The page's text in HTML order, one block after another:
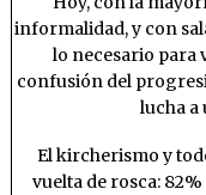
informalidad, y con
lo necesario para
confusión del
lucha a
El kircherismo y
vuelta de rosca: